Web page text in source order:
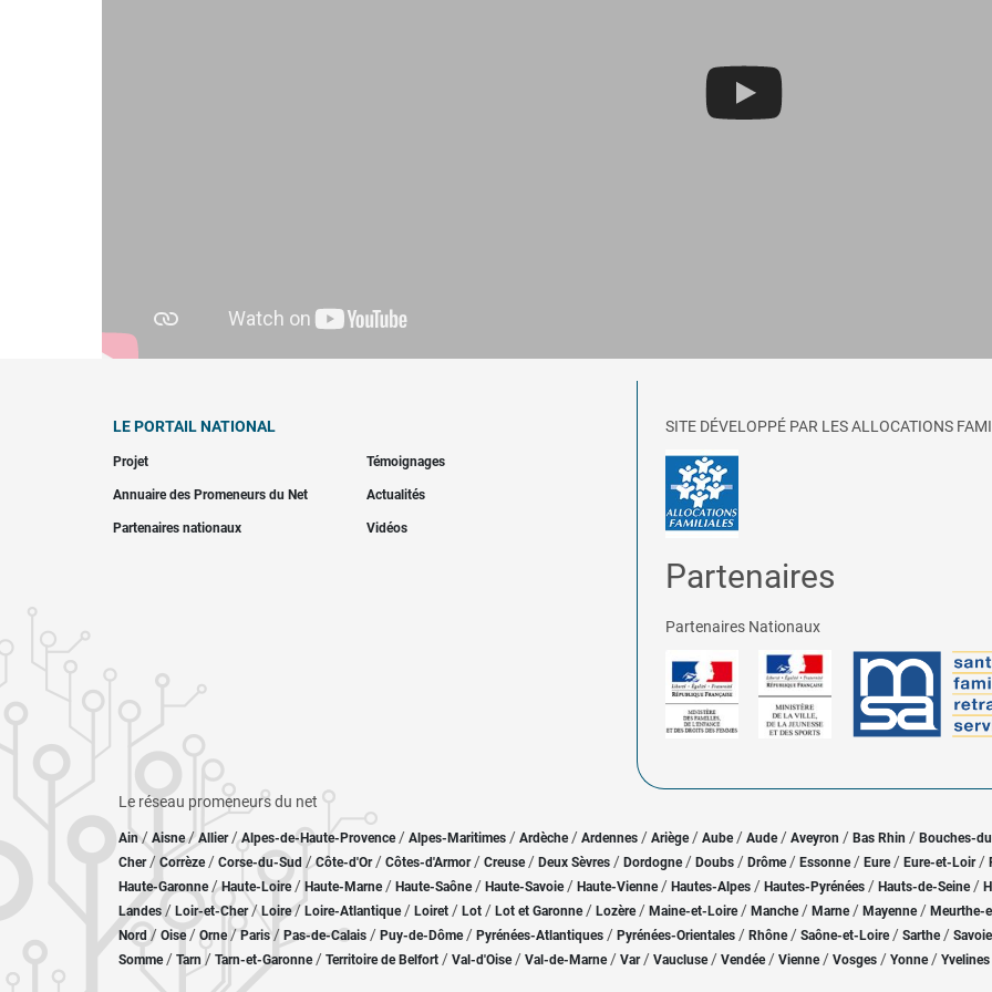
LE PORTAIL NATIONAL
Projet Témoignages
Annuaire des Promeneurs du Net Actualités
Partenaires nationaux Vidéos
SITE DÉVELOPPÉ PAR LES ALLOCATIONS
Partenaires
Partenaires Nationaux
Le réseau promeneurs du net
Ain/ Aisne/Allier/ Alpes-de-Haute-Provence / Alpes-Maritimes / Ardèche/ Ardennes / Ariège/ Aube/ Aude / Aveyron / Bas Rhin / Bouches-
Cher / Corrèze/ Corse-du-Sud /Côte-d'Or / Côtes-d'Armor/ Creuse/ Deux Sèvres / Dordogne/ Doubs / Drôme/ Essonne / Eure/ Eure-et-Loir /
Haute-Garonne/Haute-Loire/ Haute-Marne/ Haute-Saône/ Haute-Savoie/ Haute-Vienne/ Hautes-Alpes / Hautes-Pyrénées / Hauts-de-Seine/
Landes / Loir-et-Cher/ Loire/ Loire-Atlantique/ Loiret / Lot / Lot et Garonne/ Lozère / Maine-et-Loire/ Manche/ Marne/ Mayenne/ Meurthe-
Nord / Oise / Orne/Paris / Pas-de-Calais / Puy-de-Dôme/ Pyrénées-Atlantiques / Pyrénées-Orientales / Rhône/ Saône-et-Loire/ Sarthe/ Savoie
Somme/ Tarn / Tarn-et-Garonne/ Territoire de Belfort / Val-d'Oise/ Val-de-Marne/ Var/ Vaucluse/ Vendée/ Vienne/ Vosges / Yonne/ Yvelines